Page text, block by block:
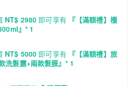
NT$ 2980 即可享有 『【滿額禮】檀
』* 1
NT$ 5000 即可享有 『【滿額禮】旅
洗髮露+兩款髮膜』* 1